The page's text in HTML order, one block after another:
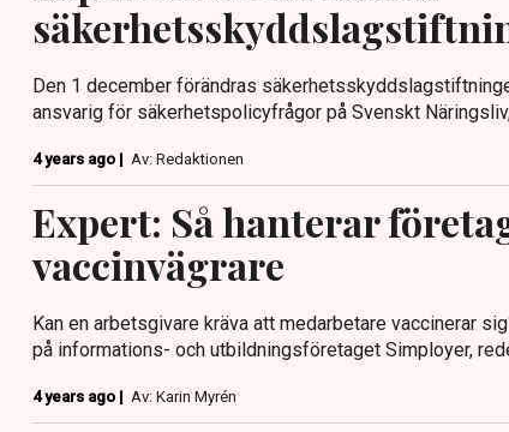
Den 1 december förändras
ansvarig för säkerhetspolicyfrågor på Svenskt
4 years ago | Av: Redaktionen
Expert: Så hanterar
vaccinvägrare
Kan en arbetsgivare kräva att medarbetare vaccinerar
på informations- och utbildningsföretaget Simployer,
4 years ago | Av: Karin Myrén